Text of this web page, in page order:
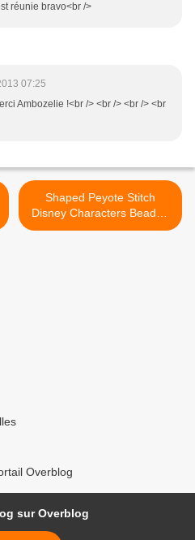
réunie bravo<br />
07:25
Ambozelie !<br /> <br /> <br /> <br
Shaped Peyote Stitch
Disney Characters Beaded
Motifs and Straps >
Overblog
sur Overblog